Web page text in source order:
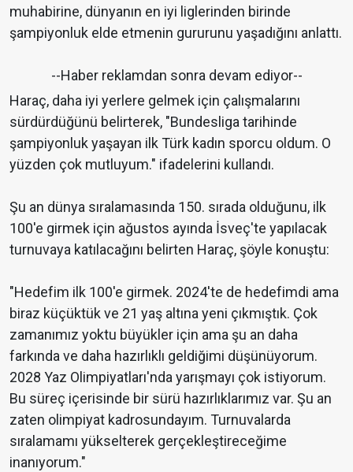
muhabirine, dünyanın en iyi liglerinden birinde
şampiyonluk elde etmenin gururunu yaşadığını anlattı.
--Haber reklamdan sonra devam ediyor--
Haraç, daha iyi yerlere gelmek için çalışmalarını
sürdürdüğünü belirterek, "Bundesliga tarihinde
şampiyonluk yaşayan ilk Türk kadın sporcu oldum. O
yüzden çok mutluyum." ifadelerini kullandı.
Şu an dünya sıralamasında 150. sırada olduğunu, ilk
100'e girmek için ağustos ayında İsveç'te yapılacak
turnuvaya katılacağını belirten Haraç, şöyle konuştu:
"Hedefim ilk 100'e girmek. 2024'te de hedefimdi ama
biraz küçüktük ve 21 yaş altına yeni çıkmıştık. Çok
zamanımız yoktu büyükler için ama şu an daha
farkında ve daha hazırlıklı geldiğimi düşünüyorum.
2028 Yaz Olimpiyatları'nda yarışmayı çok istiyorum.
Bu süreç içerisinde bir sürü hazırlıklarımız var. Şu an
zaten olimpiyat kadrosundayım. Turnuvalarda
sıralamamı yükselterek gerçekleştireceğime
inanıyorum."